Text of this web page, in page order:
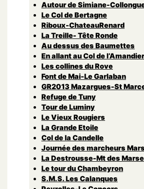
Autour de Simiane-
Le Col de Bertagne
Riboux-ChateauRenard
La Treille- Tête Ronde
Au dessus des Baumettes
En allant au Col de l’Amandier
Les collines du Rove
Font de Mai-Le Garlaban
GR2013 Mazargues-St
Refuge de Tuny
Tour de Luminy
Le Vieux Rougiers
La Grande Etoile
Col de la Candelle
Journée des marcheurs
La Destrousse-Mt des
Le tour du Chambeyron
S.M.S. Les Calanques